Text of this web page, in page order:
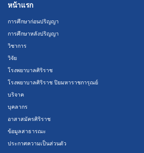
หน้าแรก
การศึกษาก่อนปริญญา
การศึกษาหลังปริญญา
วิชาการ
วิจัย
โรงพยาบาลศิริราช
โรงพยาบาลศิริราช ปิยมหาราชการุณย์
บริจาค
บุคลากร
อาสาสมัครศิริราช
ข้อมูลสาธารณะ
ประกาศความเป็นส่วนตัว